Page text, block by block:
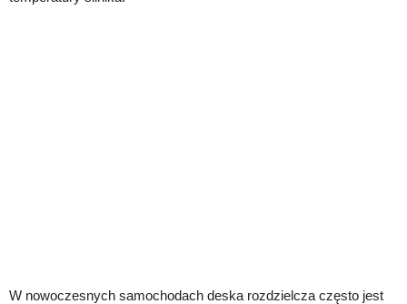
W nowoczesnych samochodach deska rozdzielcza często jest